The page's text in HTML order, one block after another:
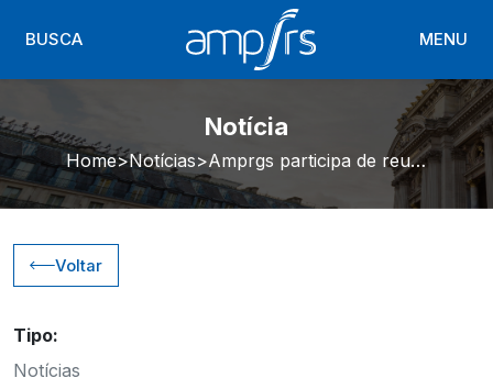
BUSCA MENU
Notícia
Home Notícias Amprgs participa de reunião da Conamp
Voltar
Tipo:
Notícias